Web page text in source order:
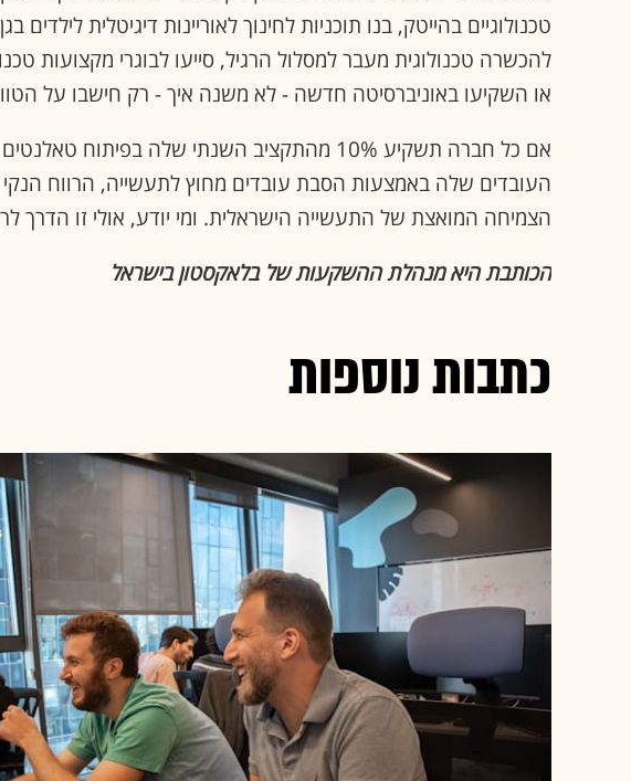
טכנולוגיים בהייטק, בנו תוכניות לחינוך לאוריינות דיגיטלית לילדים
להכשרה טכנולוגית מעבר למסלול הרגיל, סייעו לבוגרי מקצועות
או השקיעו באוניברסיטה חדשה - לא משנה איך - רק חישבו על
העובדים שלה באמצעות הסבת עובדים מחוץ לתעשייה, הרווח
הצמיחה המואצת של התעשייה הישראלית. ומי יודע, אולי זו הדרך לרשימת ה-
הכותבת היא מנהלת ההשקעות של בלאקסטון בישראל
כתבות נוספות